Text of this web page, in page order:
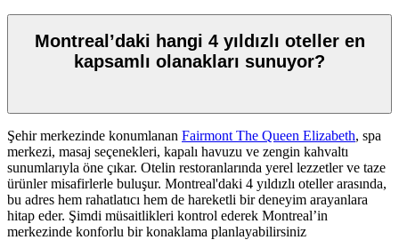
Montreal’daki hangi 4 yıldızlı oteller en
kapsamlı olanakları sunuyor?
Şehir merkezinde konumlanan Fairmont The Queen Elizabeth, spa
merkezi, masaj seçenekleri, kapalı havuzu ve zengin kahvaltı
sunumlarıyla öne çıkar. Otelin restoranlarında yerel lezzetler ve taze
ürünler misafirlerle buluşur. Montreal'daki 4 yıldızlı oteller arasında,
bu adres hem rahatlatıcı hem de hareketli bir deneyim arayanlara
hitap eder. Şimdi müsaitlikleri kontrol ederek Montreal’in
merkezinde konforlu bir konaklama planlayabilirsiniz